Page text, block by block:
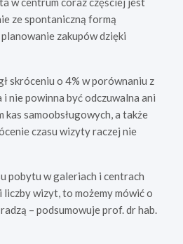
ze spontaniczną formą
zakupów dzięki
skróceniu o 4% w porównaniu z
nie powinna być odczuwalna ani
samoobsługowych, a także
czasu wizyty raczej nie
pobytu w galeriach i centrach
liczby wizyt, to możemy mówić o
– podsumowuje prof. dr hab.